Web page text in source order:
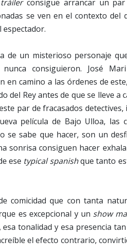
tráilerconsigue arrancar un par
se ven en el contexto del
espectador.
de un misterioso personaje
consiguieron. José
camino a las órdenes de
Rey antes de que se lleve a
par de fracasados
película de Bajo Ulloa, las
sabe que hacer, son un
sonrisa consiguen hacer
ese typical spanishque tanto
comicidad que con tanta
es excepcional y un show
tonalidad y esa presencia
el efecto contrario,